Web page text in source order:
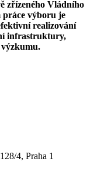
zřízeného Vládního
práce výboru je
realizování
infrastruktury,
výzkumu.
4, Praha 1